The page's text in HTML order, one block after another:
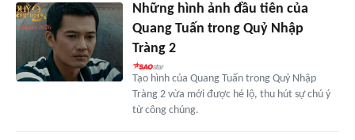
Những hình ảnh đầu tiên của
Quang Tuấn trong Quỷ Nhập
Tràng 2
Tạo hình của Quang Tuấn trong Quỷ Nhập
Tràng 2 vừa mới được hé lộ, thu hút sự chú ý
từ công chúng.